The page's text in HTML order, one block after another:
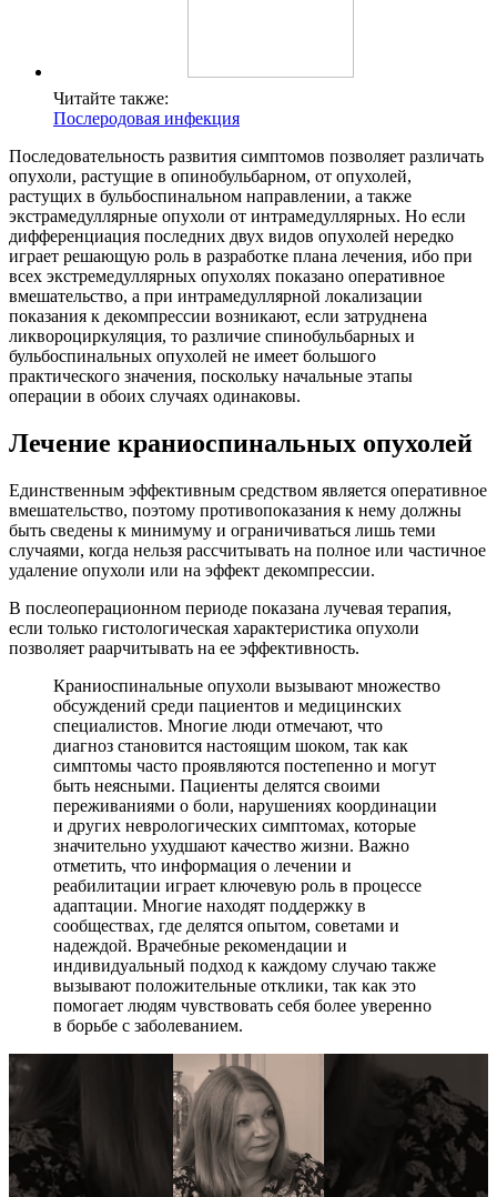
Читайте также:
Послеродовая инфекция
Последовательность развития симптомов позволяет различать
опухоли, растущие в опинобульбарном, от опухолей,
растущих в бульбоспинальном направлении, а также
экстрамедуллярные опухоли от интрамедуллярных. Но если
дифференциация последних двух видов опухолей нередко
играет решающую роль в разработке плана лечения, ибо при
всех экстремедуллярных опухолях показано оперативное
вмешательство, а при интрамедуллярной локализации
показания к декомпрессии возникают, если затруднена
ликвороциркуляция, то различие спинобульбарных и
бульбоспинальных опухолей не имеет большого
практического значения, поскольку начальные этапы
операции в обоих случаях одинаковы.
Лечение краниоспинальных опухолей
Единственным эффективным средством является оперативное
вмешательство, поэтому противопоказания к нему должны
быть сведены к минимуму и ограничиваться лишь теми
случаями, когда нельзя рассчитывать на полное или частичное
удаление опухоли или на эффект декомпрессии.
В послеоперационном периоде показана лучевая терапия,
если только гистологическая характеристика опухоли
позволяет раарчитывать на ее эффективность.
Краниоспинальные опухоли вызывают множество
обсуждений среди пациентов и медицинских
специалистов. Многие люди отмечают, что
диагноз становится настоящим шоком, так как
симптомы часто проявляются постепенно и могут
быть неясными. Пациенты делятся своими
переживаниями о боли, нарушениях координации
и других неврологических симптомах, которые
значительно ухудшают качество жизни. Важно
отметить, что информация о лечении и
реабилитации играет ключевую роль в процессе
адаптации. Многие находят поддержку в
сообществах, где делятся опытом, советами и
надеждой. Врачебные рекомендации и
индивидуальный подход к каждому случаю также
вызывают положительные отклики, так как это
помогает людям чувствовать себя более уверенно
в борьбе с заболеванием.